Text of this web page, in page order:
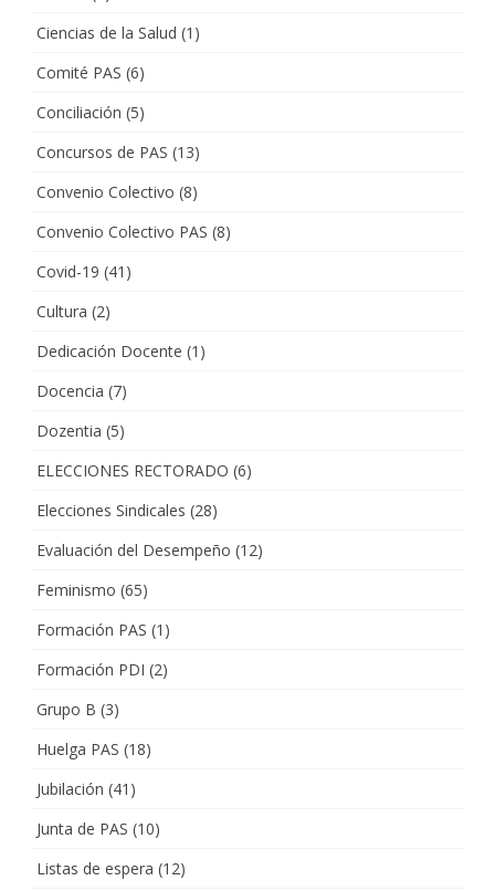
Ciencias de la Salud (1)
Comité PAS (6)
Conciliación (5)
Concursos de PAS (13)
Convenio Colectivo (8)
Convenio Colectivo PAS (8)
Covid-19 (41)
Cultura (2)
Dedicación Docente (1)
Docencia (7)
Dozentia (5)
ELECCIONES RECTORADO (6)
Elecciones Sindicales (28)
Evaluación del Desempeño (12)
Feminismo (65)
Formación PAS (1)
Formación PDI (2)
Grupo B (3)
Huelga PAS (18)
Jubilación (41)
Junta de PAS (10)
Listas de espera (12)